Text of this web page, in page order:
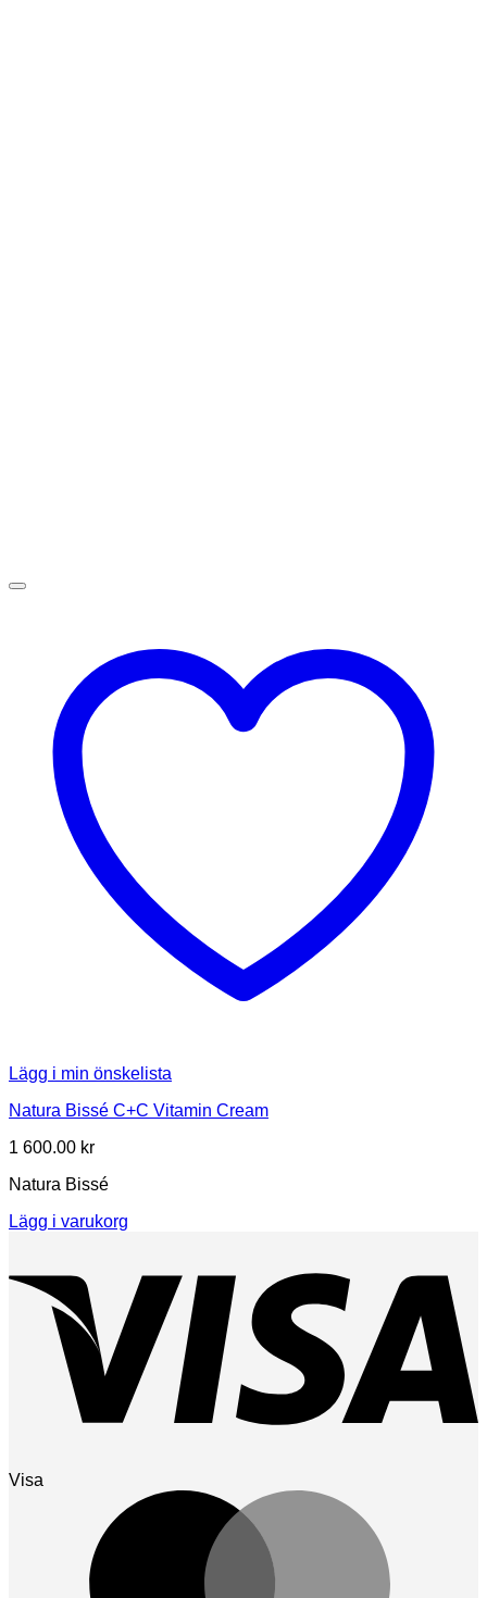
Lägg i min önskelista
Natura Bissé C+C Vitamin Cream
1 600.00 kr
Natura Bissé
Lägg i varukorg
Visa